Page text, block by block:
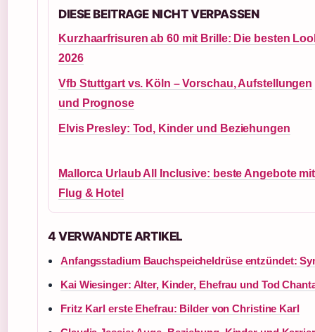
DIESE BEITRAGE NICHT VERPASSEN
Kurzhaarfrisuren ab 60 mit Brille: Die besten
2026
Vfb Stuttgart vs. Köln – Vorschau, Aufstellungen
und Prognose
Elvis Presley: Tod, Kinder und Beziehungen
Mallorca Urlaub All Inclusive: beste Angebote mit
Flug & Hotel
4 VERWANDTE ARTIKEL
Anfangsstadium Bauchspeicheldrüse entzündet:
Kai Wiesinger: Alter, Kinder, Ehefrau und Tod
Fritz Karl erste Ehefrau: Bilder von Christine Karl